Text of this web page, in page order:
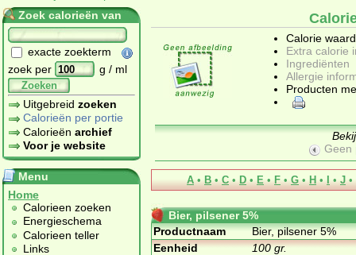
Zoek calorieën van
exacte zoekterm
zoek per
g / ml
Zoeken
Uitgebreid zoeken
Calorieën per portie
Calorieën archief
Voor je website
Menu
Home
Calorieen zoeken
Energieschema
Calorieen teller
Links
Calorie
Extra calorie
Ingrediënten
Allergie
Producten
Geen
A • B • C • D • E • F • G • H • I • J •
Bier, pilsener 5%
Productnaam
Bier, pilsener 5%
Eenheid
100 gr.